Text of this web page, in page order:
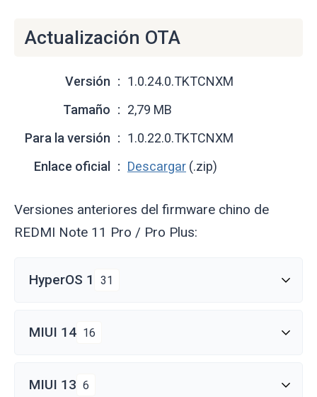
Actualización OTA
Versión
1.0.24.0.TKTCNXM
Tamaño
2,79 MB
Para la versión
1.0.22.0.TKTCNXM
Enlace oficial
Descargar (.zip)
Versiones anteriores del firmware chino de
REDMI Note 11 Pro / Pro Plus:
HyperOS 1 31
MIUI 14 16
MIUI 13 6